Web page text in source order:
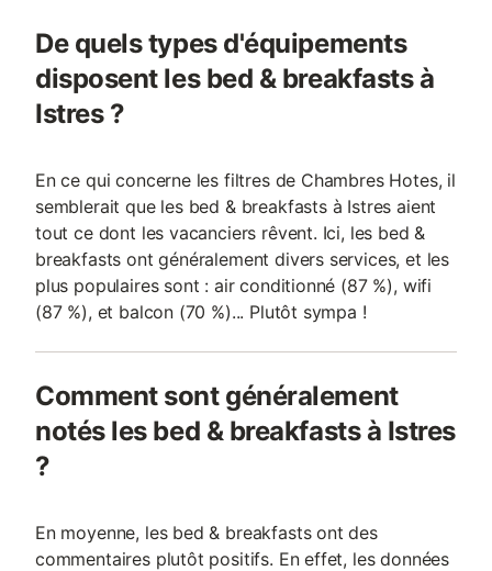
De quels types d'équipements
disposent les bed & breakfasts à
Istres ?
En ce qui concerne les filtres de Chambres Hotes, il
semblerait que les bed & breakfasts à Istres aient
tout ce dont les vacanciers rêvent. Ici, les bed &
breakfasts ont généralement divers services, et les
plus populaires sont : air conditionné (87 %), wifi
(87 %), et balcon (70 %)... Plutôt sympa !
Comment sont généralement
notés les bed & breakfasts à Istres
?
En moyenne, les bed & breakfasts ont des
commentaires plutôt positifs. En effet, les données